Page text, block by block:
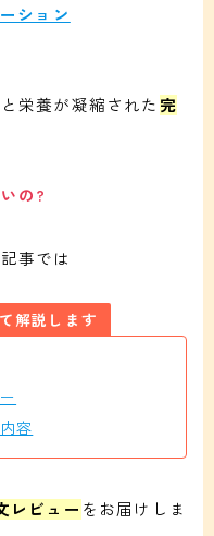
ション
栄養が凝縮された 完
の?
事では
解説します
容
レビュー をお届けしま